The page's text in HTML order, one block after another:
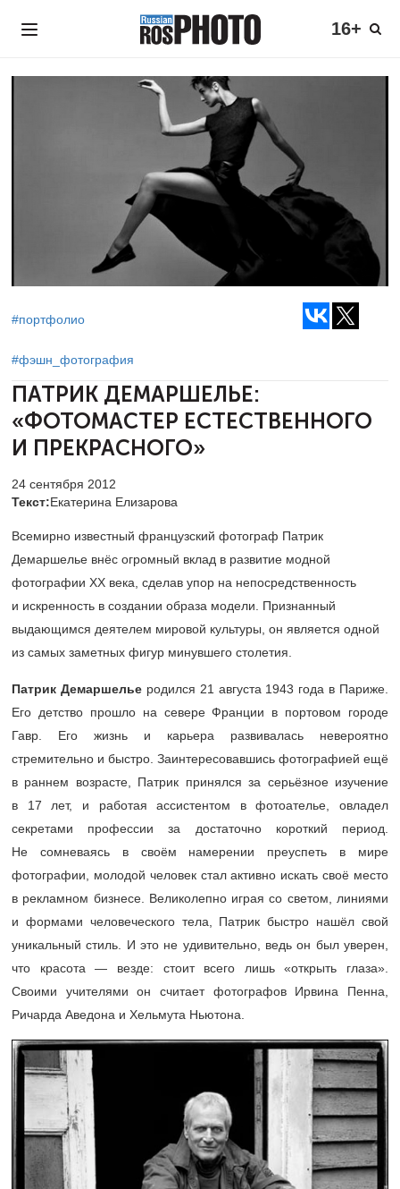
16+
#портфолио
#фэшн_фотография
ПАТРИК ДЕМАРШЕЛЬЕ:
«ФОТОМАСТЕР ЕСТЕСТВЕННОГО
И ПРЕКРАСНОГО»
24 сентября 2012
Текст:Екатерина Елизарова
Всемирно известный французский фотограф Патрик
Демаршелье внёс огромный вклад в развитие модной
фотографии XX века, сделав упор на непосредственность
и искренность в создании образа модели. Признанный
выдающимся деятелем мировой культуры, он является одной
из самых заметных фигур минувшего столетия.
Патрик Демаршельеродился 21 августа 1943 года в Париже.
Его детство прошло на севере Франции в портовом городе
Гавр. Его жизнь и карьера развивалась невероятно
стремительно и быстро. Заинтересовавшись фотографией ещё
в раннем возрасте, Патрик принялся за серьёзное изучение
в 17 лет, и работая ассистентом в фотоателье, овладел
секретами профессии за достаточно короткий период.
Не сомневаясь в своём намерении преуспеть в мире
фотографии, молодой человек стал активно искать своё место
в рекламном бизнесе. Великолепно играя со светом, линиями
и формами человеческого тела, Патрик быстро нашёл свой
уникальный стиль. И это не удивительно, ведь он был уверен,
что красота — везде: стоит всего лишь «открыть глаза».
Своими учителями он считает фотографов Ирвина Пенна,
Ричарда Аведона и Хельмута Ньютона.